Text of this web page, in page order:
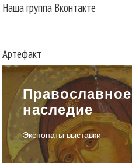
Наша группа Вконтакте
Артефакт
Православное
наследие
Экспонаты выставки